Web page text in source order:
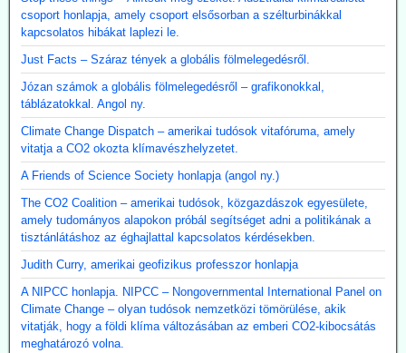
csoport honlapja, amely csoport elsősorban a szélturbinákkal
kapcsolatos hibákat laplezi le.
Just Facts – Száraz tények a globális fölmelegedésről.
Józan számok a globális fölmelegedésről – grafikonokkal,
táblázatokkal. Angol ny.
Climate Change Dispatch – amerikai tudósok vitafóruma, amely
vitatja a CO2 okozta klímavészhelyzetet.
A Friends of Science Society honlapja (angol ny.)
The CO2 Coalition – amerikai tudósok, közgazdászok egyesülete,
amely tudományos alapokon próbál segítséget adni a politikának a
tisztánlátáshoz az éghajlattal kapcsolatos kérdésekben.
Judith Curry, amerikai geofizikus professzor honlapja
A NIPCC honlapja. NIPCC – Nongovernmental International Panel on
Climate Change – olyan tudósok nemzetközi tömörülése, akik
vitatják, hogy a földi klíma változásában az emberi CO2-kibocsátás
meghatározó volna.